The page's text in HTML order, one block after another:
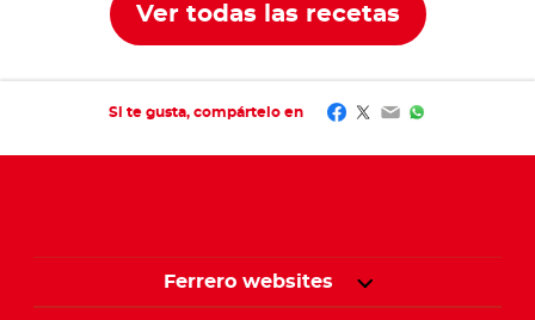
Ver todas las recetas
Si te gusta, compártelo en Facebook
Twitter
EmailWhatsApp
Ferrero websites